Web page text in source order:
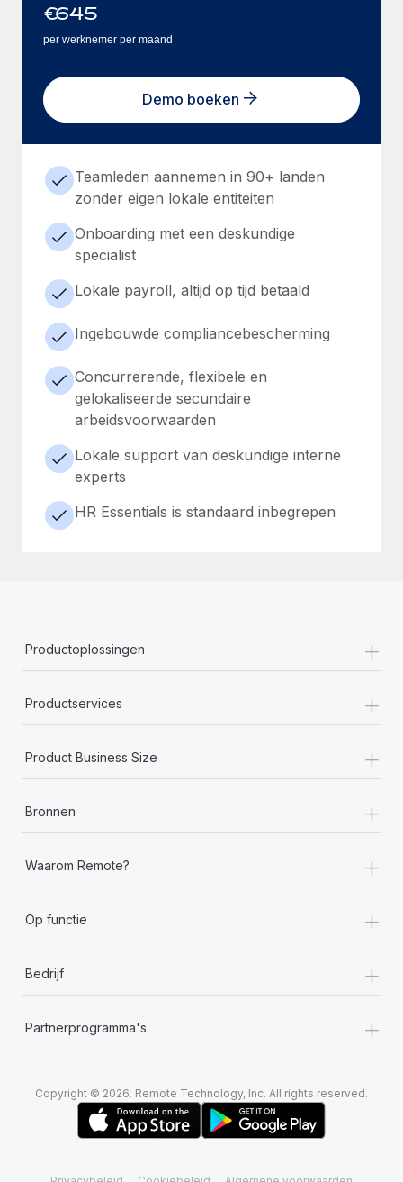
€645
per werknemer per maand
Demo boeken
Teamleden aannemen in 90+ landen
zonder eigen lokale entiteiten
Onboarding met een deskundige
specialist
Lokale payroll, altijd op tijd betaald
Ingebouwde compliancebescherming
Concurrerende, flexibele en
gelokaliseerde secundaire
arbeidsvoorwaarden
Lokale support van deskundige interne
experts
HR Essentials is standaard inbegrepen
Productoplossingen +
Productservices +
Product Business Size +
Bronnen +
Waarom Remote? +
Op functie +
Bedrijf +
Partnerprogramma's +
Copyright © 2026. Remote Technology, Inc. All rights reserved.